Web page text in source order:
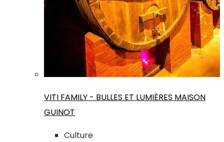
VITI FAMILY - BULLES ET LUMIÈRES MAISON
GUINOT
Culture